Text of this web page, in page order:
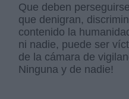
Que deben
que denigran,
contenido la
ni nadie, puede ser
de la cámara de
Ninguna y de nadie!